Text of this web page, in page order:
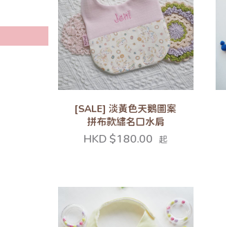
[SALE] 淡黃色天鵝圖案
拼布款繡名口水肩
HKD $180.00 起